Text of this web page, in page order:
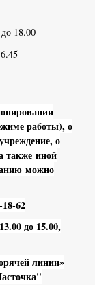
18.00
работы), о
о
также иной
можно
62
до 15.00,
линии»